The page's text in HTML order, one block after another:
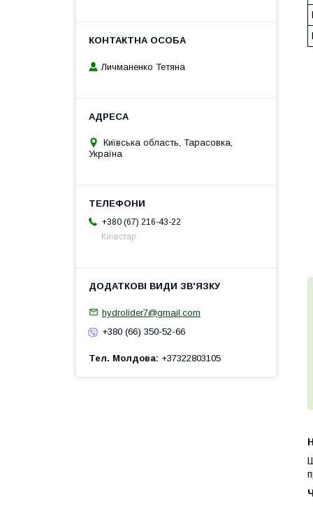
Личманенко Тетяна
Київська область, Тарасовка,
Україна
+380 (67) 216-43-22
Київстар
hydrolider7@gmail.com
+380 (66) 350-52-66
Тел. Молдова +37322803105